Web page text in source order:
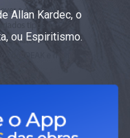
Allan Kardec, o
ou Espiritismo.